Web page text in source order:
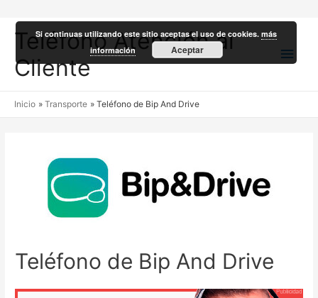
Teléfono Atención al
Cliente
Inicio Transporte Teléfono de Bip And Drive
Teléfono de Bip And Drive
Si continuas utilizando este sitio aceptas el uso de cookies.más
información
Aceptar